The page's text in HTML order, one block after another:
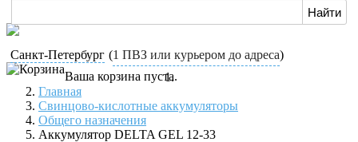
Санкт-Петербург (1 ПВЗ или курьером до адреса)
Ваша корзина пуста.
Главная
Свинцово-кислотные аккумуляторы
Общего назначения
Аккумулятор DELTA GEL 12-33